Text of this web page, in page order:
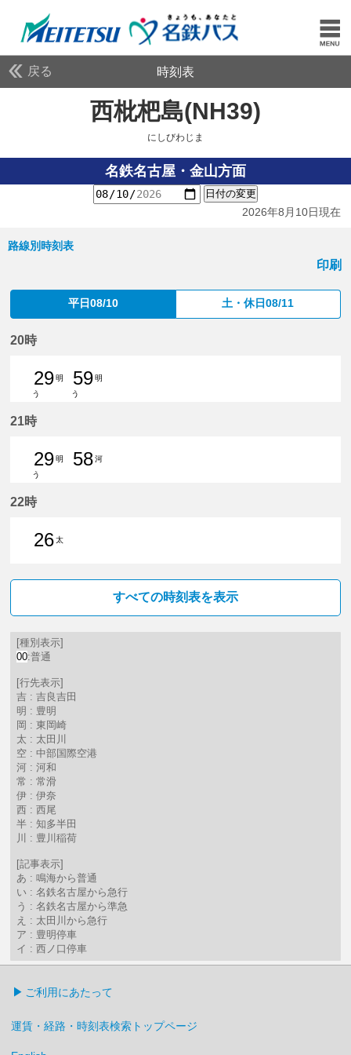
戻る 時刻表
西枇杷島(NH39)
にしびわじま
名鉄名古屋・金山方面
日付の変更
2026年8月10日現在
路線別時刻表
印刷
平日08/10 土・休日08/11
20時
29明
う
59明
う
21時
29明
う
58河
22時
26太
すべての時刻表を表示
[種別表示]
00:普通
[行先表示]
吉 : 吉良吉田
明 : 豊明
岡 : 東岡崎
太 : 太田川
空 : 中部国際空港
河 : 河和
常 : 常滑
伊 : 伊奈
西 : 西尾
半 : 知多半田
川 : 豊川稲荷
[記事表示]
あ : 鳴海から普通
い : 名鉄名古屋から急行
う : 名鉄名古屋から準急
え : 太田川から急行
ア : 豊明停車
イ : 西ノ口停車
ご利用にあたって
運賃・経路・時刻表検索トップページ